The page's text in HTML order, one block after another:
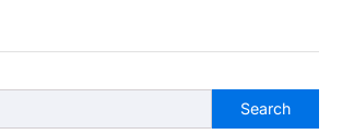
Search